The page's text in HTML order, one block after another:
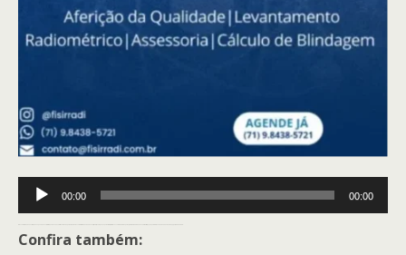
Tocador
de
áudio
00:00 00:00
Confira também: